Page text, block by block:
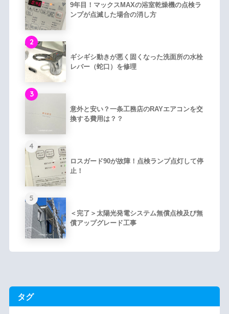
9年目！マックスMAXの浴室乾燥機の点検ラ
ンプが点滅した場合の消し方
2
ギシギシ動きが悪く固くなった洗面所の水栓
レバー（蛇口）を修理
3
意外と安い？一条工務店のRAYエアコンを交
換する費用は？？
4
ロスガード90が故障！点検ランプ点灯して停
止！
5
＜完了＞太陽光発電システム無償点検及び無
償アップグレード工事
タグ